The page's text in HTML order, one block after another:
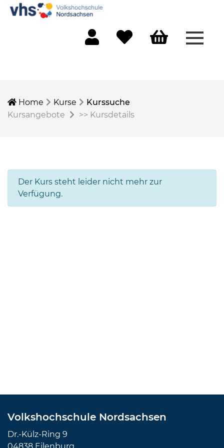
Home Kurse
Kurssuche
Kursangebote
>> Kursdetails
Der Kurs steht leider nicht mehr zur
Verfügung.
Volkshochschule Nordsachsen
Dr.-Külz-Ring 9